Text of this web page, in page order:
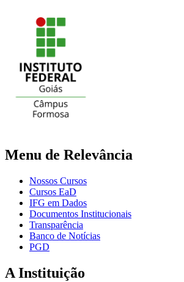
Menu de Relevância
Nossos Cursos
Cursos EaD
IFG em Dados
Documentos Institucionais
Transparência
Banco de Notícias
PGD
A Instituição